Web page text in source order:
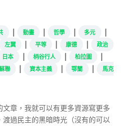
| 動畫 | 哲學 | 多元 |
左翼 | 平等 | 康德 | 政治
日本 | 柄谷行人 | 柏拉圖 |
聯 | 資本主義 | 鄂蘭 |
馬克
章，我就可以有更多資源寫更多
過民主的黑暗時光（沒有的可以